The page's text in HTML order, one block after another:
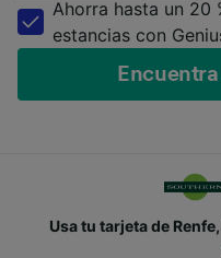
Ahorra hasta un 20
estancias con
Usa tu tarjeta de